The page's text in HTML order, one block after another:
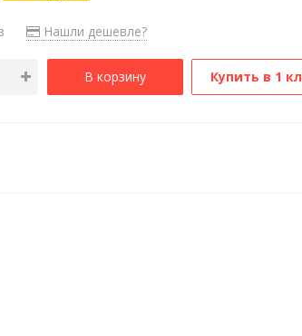
Нашли дешевле?
В корзину Купить в 1